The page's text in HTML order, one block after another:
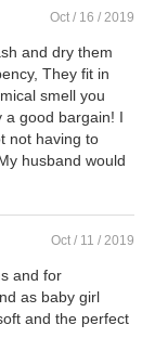
Oct / 16 / 2019
and dry them
They fit in
smell you
a good bargain! I
not having to
husband would
Oct / 11 / 2019
and for
as baby girl
and the perfect